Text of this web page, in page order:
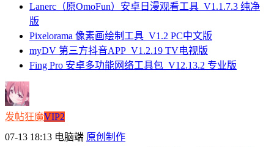
Lanerc（原OmoFun）安卓日漫观看工具_V1.1.7.3 纯净
版
Pixelorama 像素画绘制工具_V1.2 PC中文版
myDV 第三方抖音APP_V1.2.19 TV电视版
Fing Pro 安卓多功能网络工具包_V12.13.2 专业版
发帖狂魔VIP2
07-13 18:13 电脑端 原创制作